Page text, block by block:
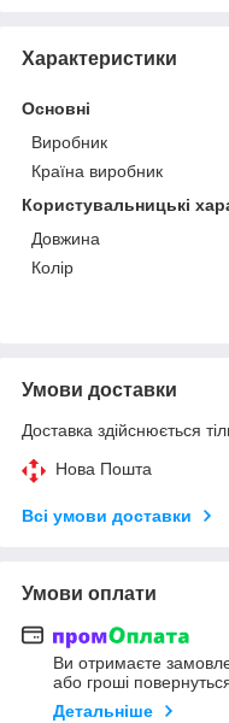
Характеристики
Основні
Виробник
Країна виробник
Користувальницькі
Довжина
Колір
Умови доставки
Доставка здійснюється
Нова Пошта
Всі умови доставки
Умови оплати
Ви отримаєте
або гроші
Детальніше